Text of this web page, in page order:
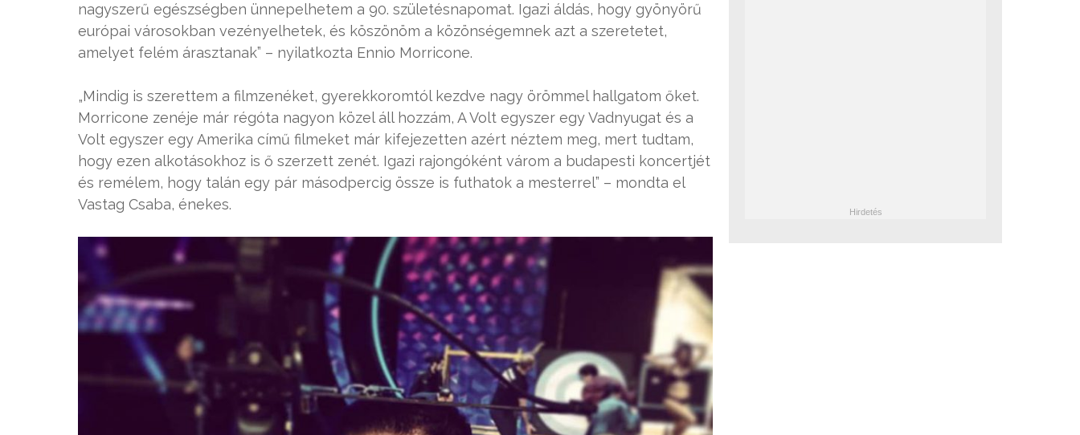
nagyszerű egészségben ünnepelhetem a 90. születésnapomat. Igazi áldás, hogy gyönyörű
európai városokban vezényelhetek, és köszönöm a közönségemnek azt a szeretetet,
amelyet felém árasztanak” – nyilatkozta Ennio Morricone.
„Mindig is szerettem a filmzenéket, gyerekkoromtól kezdve nagy örömmel hallgatom őket.
Morricone zenéje már régóta nagyon közel áll hozzám, A Volt egyszer egy Vadnyugat és a
Volt egyszer egy Amerika című filmeket már kifejezetten azért néztem meg, mert tudtam,
hogy ezen alkotásokhoz is ő szerzett zenét. Igazi rajongóként várom a budapesti koncertjét
és remélem, hogy talán egy pár másodpercig össze is futhatok a mesterrel” – mondta el
Vastag Csaba, énekes.